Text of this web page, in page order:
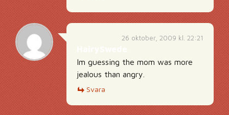
26 oktober, 2009 kl. 22:21
Im guessing the mom was more
jealous than angry.
Svara